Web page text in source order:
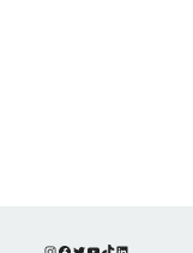
Instagram
Facebook
TwitterYouTube
TikTok